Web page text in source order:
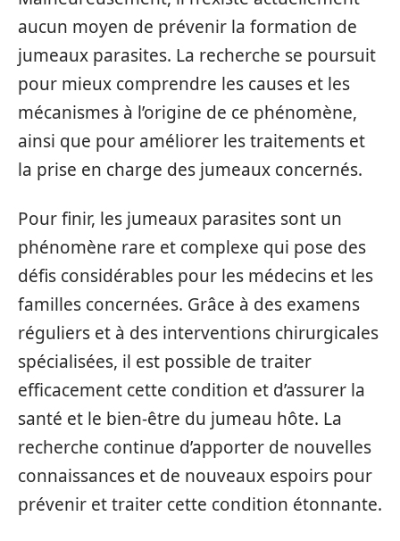
aucun moyen de prévenir la formation de
jumeaux parasites. La recherche se poursuit
pour mieux comprendre les causes et les
mécanismes à l’origine de ce phénomène,
ainsi que pour améliorer les traitements et
la prise en charge des jumeaux concernés.
Pour finir, les jumeaux parasites sont un
phénomène rare et complexe qui pose des
défis considérables pour les médecins et les
familles concernées. Grâce à des examens
réguliers et à des interventions chirurgicales
spécialisées, il est possible de traiter
efficacement cette condition et d’assurer la
santé et le bien-être du jumeau hôte. La
recherche continue d’apporter de nouvelles
connaissances et de nouveaux espoirs pour
prévenir et traiter cette condition étonnante.